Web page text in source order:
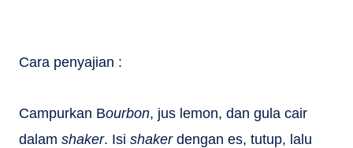
Cara penyajian :
Campurkan Bourbon, jus lemon, dan gula cair
dalam shaker. Isi shaker dengan es, tutup, lalu